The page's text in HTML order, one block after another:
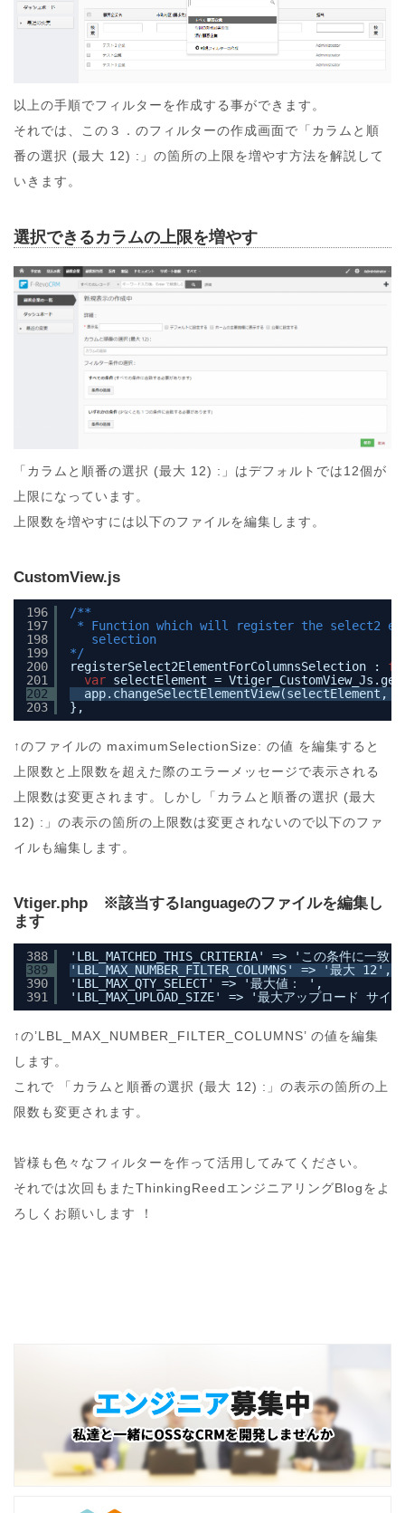
以上の手順でフィルターを作成する事ができます。
それでは、この３．のフィルターの作成画面で「カラムと順
番の選択 (最大 12) :」の箇所の上限を増やす方法を解説して
いきます。
選択できるカラムの上限を増やす
「カラムと順番の選択 (最大 12) :」はデフォルトでは12個が
上限になっています。
上限数を増やすには以下のファイルを編集します。
CustomView.js
196
197
198
199
200
201
202
203
/**
* Function which will register the select2
selection
*/
registerSelect2ElementForColumnsSelection :
var selectElement =
app.changeSelectElementView(selectElement,
},
↑のファイルの maximumSelectionSize: の値 を編集すると
上限数と上限数を超えた際のエラーメッセージで表示される
上限数は変更されます。しかし「カラムと順番の選択 (最大
12) :」の表示の箇所の上限数は変更されないので以下のファ
イルも編集します。
Vtiger.php ※該当するlanguageのファイルを編集し
ます
388
389
390
391
'LBL_MATCHED_THIS_CRITERIA' => 'この条件に一致',
'LBL_MAX_NUMBER_FILTER_COLUMNS' => '最大 12',
'LBL_MAX_QTY_SELECT' => '最大値： ',
'LBL_MAX_UPLOAD_SIZE' => '最大アップロード サイ
↑の’LBL_MAX_NUMBER_FILTER_COLUMNS’ の値を編集
します。
これで 「カラムと順番の選択 (最大 12) :」の表示の箇所の上
限数も変更されます。
皆様も色々なフィルターを作って活用してみてください。
それでは次回もまたThinkingReedエンジニアリングBlogをよ
ろしくお願いします ！